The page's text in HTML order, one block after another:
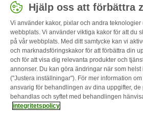
Välj land
Sverige / SE
Follow zooplus
Hjälp oss att förbättra
Vi använder kakor, pixlar och andra teknologier
webbplats. Vi använder viktiga kakor för att du
på vår webbplats. Med ditt samtycke kan vi
och marknadsföringskakor för att förbättra din
och för att visa dig relevanta produkter och
annonser. Du kan göra ändringar när som
("Justera inställningar"). För mer information
ansvarig för behandlingen av dina uppgifter,
behandlas och syftet med behandlingen
integritetspolicy